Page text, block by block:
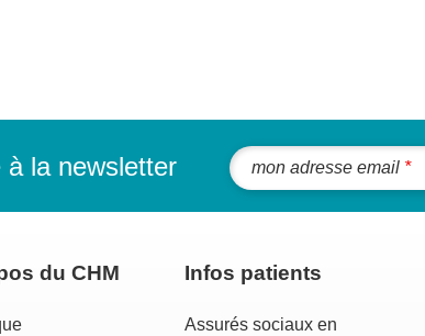
à la newsletter mon adresse email
du CHM Infos patients
Assurés sociaux en